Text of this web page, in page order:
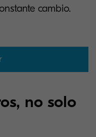
cambio.
no solo